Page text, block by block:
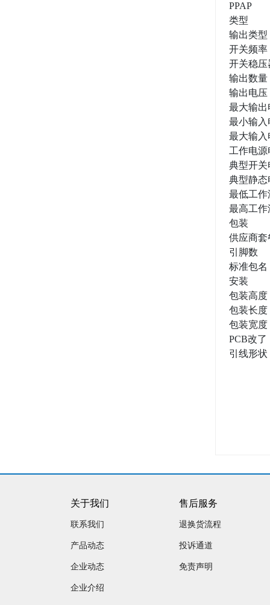
PPAP
类型
输出类型
开关频率
开关稳压
输出数量
输出电压
最大输出
最小输入
最大输入
工作电
典型开关
典型静态
最低工作
最高工作
包装
供应商套
引脚数
标准包名
安装
包装高度
包装长度
包装宽度
PCB改了
引线形状
关于我们
联系我们
产品动态
企业动态
企业介绍
售后服务
退换货流程
投诉通道
免责声明